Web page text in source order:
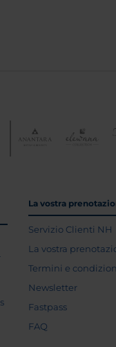
La vostra
Servizio Clienti NH
La vostra
Termini e
Newsletter
Fastpass
FAQ